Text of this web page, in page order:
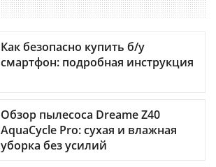
Как безопасно купить б/у
смартфон: подробная инструкция
Обзор пылесоса Dreame Z40
AquaCycle Pro: сухая и влажная
уборка без усилий